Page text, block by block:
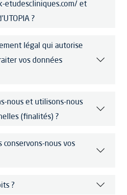
et
?
légal qui autorise
vos données
nous et utilisons-nous
(finalités) ?
nous vos
?